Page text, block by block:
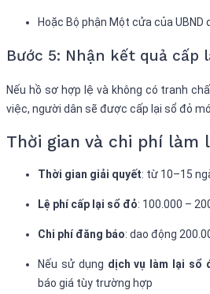
Hoặc Bộ phận Một cửa của UBND
Bước 5: Nhận kết quả cấp
Nếu hồ sơ hợp lệ và không có tranh
việc, người dân sẽ được cấp lại sổ đỏ
Thời gian và chi phí làm
Thời gian giải quyết: từ 10–15
Lệ phí cấp lại sổ đỏ: 100.000 –
Chi phí đăng báo: dao động
Nếu sử dụng dịch vụ làm lại sổ
báo giá tùy trường hợp